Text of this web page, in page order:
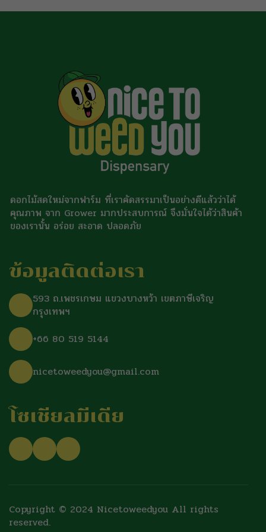
ดอกไม้สดใหม่จากฟาร์ม ที่เราคัดสรรมาเป็นอย่างดีแล้วว่าได้
คุณภาพ จาก Grower มากประสบการณ์ จึงมั่นใจได้ว่าสินค้า
ของเรานั้น อร่อย สะอาด ปลอดภัย
ข้อมูลติดต่อเรา
593 ถ.เพชรเกษม แขวงบางหว้า เขตภาษีเจริญ
กรุงเทพฯ
+66 80 519 5144
nicetoweedyou@gmail.com
โซเชียลมีเดีย
Copyright © 2024 Nicetoweedyou All rights
reserved.